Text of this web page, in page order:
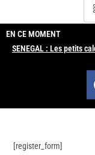
EN CE MOMENT
SENEGAL : Les petits
[register_form]